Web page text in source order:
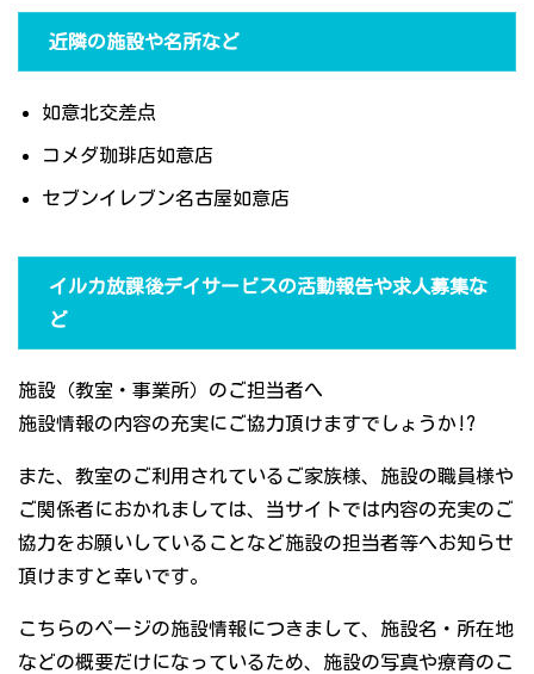
近隣の施設や名所など
如意北交差点
コメダ珈琲店如意店
セブンイレブン名古屋如意店
イルカ放課後デイサービスの活動報告や求人募集な
ど
施設（教室・事業所）のご担当者へ
施設情報の内容の充実にご協力頂けますでしょうか!?
また、教室のご利用されているご家族様、施設の職員様や
ご関係者におかれましては、当サイトでは内容の充実のご
協力をお願いしていることなど施設の担当者等へお知らせ
頂けますと幸いです。
こちらのページの施設情報につきまして、施設名・所在地
などの概要だけになっているため、施設の写真や療育のこ